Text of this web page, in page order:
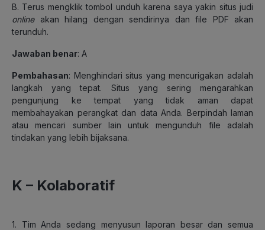
B. Terus mengklik tombol unduh karena saya yakin situs judi
onlineakan hilang dengan sendirinya dan file PDF akan
terunduh.
Jawaban benar: A
Pembahasan: Menghindari situs yang mencurigakan adalah
langkah yang tepat. Situs yang sering mengarahkan
pengunjung ke tempat yang tidak aman dapat
membahayakan perangkat dan data Anda. Berpindah laman
atau mencari sumber lain untuk mengunduh file adalah
tindakan yang lebih bijaksana.
K – Kolaboratif
1. Tim Anda sedang menyusun laporan besar dan semua